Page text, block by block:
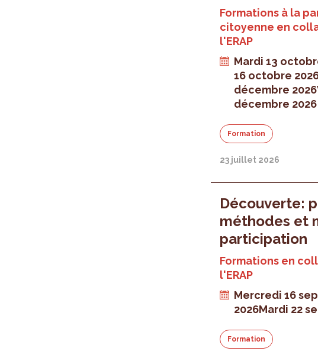
Formations à la
citoyenne en
l'ERAP
Mardi 13
16 octobre
décembre 2026
décembre 2026
Formation
23 juillet 2026
Découverte:
méthodes et
participation
Formations en
l'ERAP
Mercredi 16
2026Mardi 22
Formation